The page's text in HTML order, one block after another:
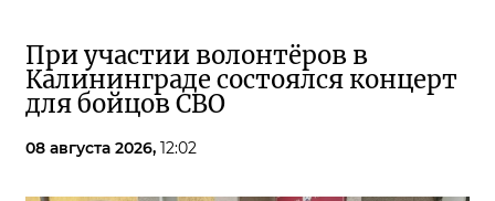
При участии волонтёров в
Калининграде состоялся концерт
для бойцов СВО
08 августа 2026, 12:02